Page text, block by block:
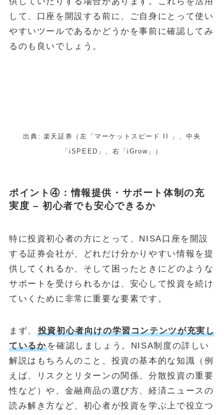
して、口座を開設する前に、ご自身にとって使い
やすいツールであるかどうかを事前に確認してみ
るのも良いでしょう。
出典: 楽天証券（左「マーケットスピード II 」、中央
「iSPEED」、右「iGrow」）
ポイント④：情報提供・サポート体制の充
実度 – 初心者でも安心できるか
特に投資初心者の方にとって、NISA口座を開設
する証券会社が、どれだけ分かりやすい情報を提
供してくれるか、そして困ったときにどのような
サポートを受けられるかは、安心して投資を続け
ていくために非常に重要な要素です。
まず、
投資初心者向けの学習コンテンツが充実し
ているかを確認しましょう。NISA制度の詳しい
解説はもちろんのこと、投資の基本的な知識（例
えば、リスクとリターンの関係、分散投資の重要
性など）や、金融商品の選び方、経済ニュースの
読み解き方など、初心者が投資を学ぶ上で役立つ